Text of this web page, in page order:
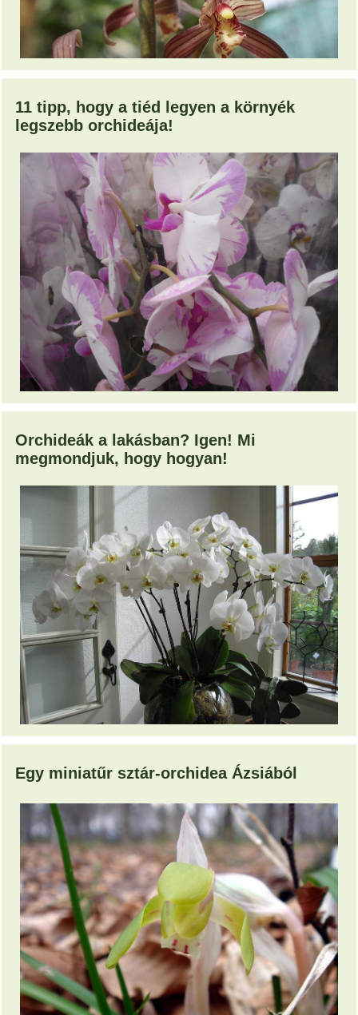
11 tipp, hogy a tiéd legyen a környék
legszebb orchideája!
Orchideák a lakásban? Igen! Mi
megmondjuk, hogy hogyan!
Egy miniatűr sztár-orchidea Ázsiából